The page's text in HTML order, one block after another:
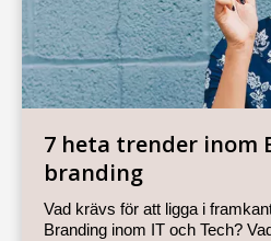
7 heta trender inom
branding
Vad krävs för att ligga i
Branding inom IT och Tech?